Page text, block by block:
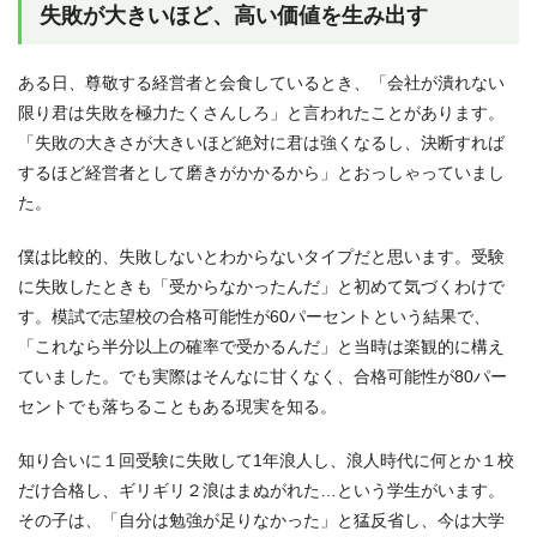
失敗が大きいほど、高い価値を生み出す
ある日、尊敬する経営者と会食しているとき、「会社が潰れない
限り君は失敗を極力たくさんしろ」と言われたことがあります。
「失敗の大きさが大きいほど絶対に君は強くなるし、決断すれば
するほど経営者として磨きがかかるから」とおっしゃっていまし
た。
僕は比較的、失敗しないとわからないタイプだと思います。受験
に失敗したときも「受からなかったんだ」と初めて気づくわけで
す。模試で志望校の合格可能性が60パーセントという結果で、
「これなら半分以上の確率で受かるんだ」と当時は楽観的に構え
ていました。でも実際はそんなに甘くなく、合格可能性が80パー
セントでも落ちることもある現実を知る。
知り合いに１回受験に失敗して1年浪人し、浪人時代に何とか１校
だけ合格し、ギリギリ２浪はまぬがれた…という学生がいます。
その子は、「自分は勉強が足りなかった」と猛反省し、今は大学